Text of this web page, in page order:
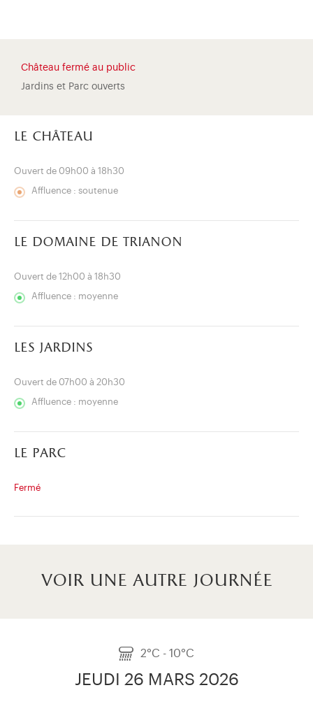
onglet)
nouvel onglet)
fenêtre modale)
de l'application (ouverture dans un nouvel onglet)
Château fermé au public
Jardins et Parc ouverts
le château
Ouvert de 09h00 à 18h30
Affluence : soutenue
le domaine de trianon
Ouvert de 12h00 à 18h30
Affluence : moyenne
les jardins
Ouvert de 07h00 à 20h30
Affluence : moyenne
le parc
Fermé
voir une autre journée
2°C - 10°C
JEUDI 26 MARS 2026